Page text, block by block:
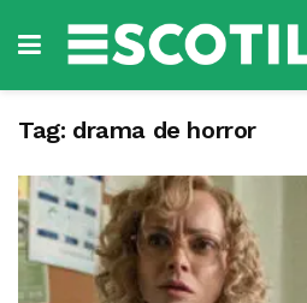
Tag: drama de horror